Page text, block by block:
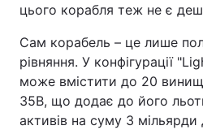
цього корабля теж не є
Сам корабель – це лише
рівняння. У конфігурації
може вмістити до 20
35B, що додає до його
активів на суму 3 мільярди